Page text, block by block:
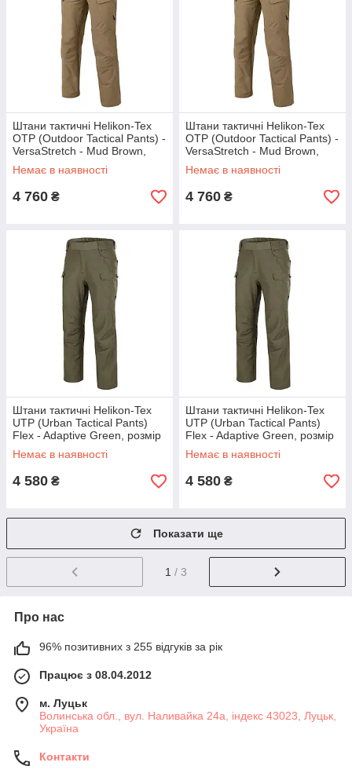
Штани тактичні Helikon-Tex
OTP (Outdoor Tactical Pants) -
VersaStretch - Mud Brown,
розмір XL
Немає в наявності
4 760 ₴
Штани тактичні Helikon-Tex
OTP (Outdoor Tactical Pants) -
VersaStretch - Mud Brown,
розмір XXL
Немає в наявності
4 760 ₴
Штани тактичні Helikon-Tex
UTP (Urban Tactical Pants)
Flex - Adaptive Green, розмір
M
Немає в наявності
4 580 ₴
Штани тактичні Helikon-Tex
UTP (Urban Tactical Pants)
Flex - Adaptive Green, розмір
L
Немає в наявності
4 580 ₴
Показати ще
1 / 3
Про нас
96% позитивних з 255 відгуків за рік
Працює з 08.04.2012
м. Луцьк
Волинська обл., вул. Наливайка 24а, індекс 43023, Луцьк,
Україна
Контакти